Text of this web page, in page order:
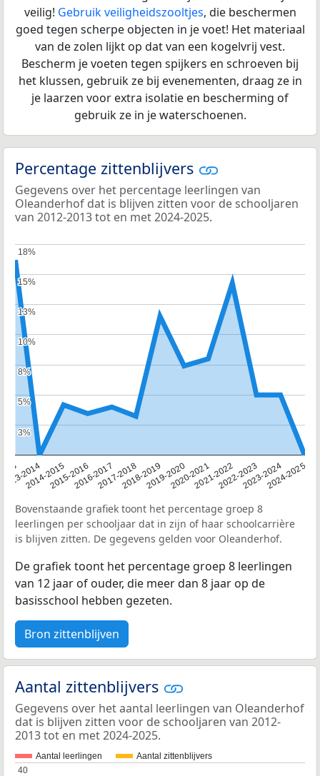
veilig! Gebruik veiligheidszooltjes, die beschermen
goed tegen scherpe objecten in je voet! Het materiaal
van de zolen lijkt op dat van een kogelvrij vest.
Bescherm je voeten tegen spijkers en schroeven bij
het klussen, gebruik ze bij evenementen, draag ze in
je laarzen voor extra isolatie en bescherming of
gebruik ze in je waterschoenen.
Percentage zittenblijvers
Gegevens over het percentage leerlingen van
Oleanderhof dat is blijven zitten voor de schooljaren
van 2012-2013 tot en met 2024-2025.
2013-20142014-20152015-20162016-20172017-20182018-20192019-20202020-20212021-20222022-20232023-20242024-2025
3%
3%
5%
5%
8%
8%
10%
10%
13%
13%
15%
15%
18%
18%
Bovenstaande grafiek toont het percentage groep 8
leerlingen per schooljaar dat in zijn of haar schoolcarrière
is blijven zitten. De gegevens gelden voor Oleanderhof.
De grafiek toont het percentage groep 8 leerlingen
van 12 jaar of ouder, die meer dan 8 jaar op de
basisschool hebben gezeten.
Bron zittenblijven
Aantal zittenblijvers
Gegevens over het aantal leerlingen van Oleanderhof
dat is blijven zitten voor de schooljaren van 2012-
2013 tot en met 2024-2025.
Aantal leerlingen Aantal zittenblijvers
40
40